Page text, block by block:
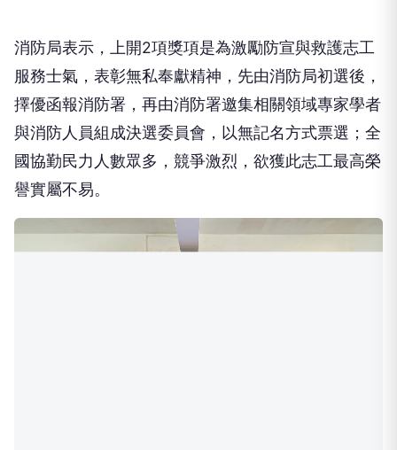
服務士氣，表彰無私奉獻精神，先由消防局初選後，
擇優函報消防署，再由消防署邀集相關領域專家學者
與消防人員組成決選委員會，以無記名方式票選；全
國協勤民力人數眾多，競爭激烈，欲獲此志工最高榮
譽實屬不易。